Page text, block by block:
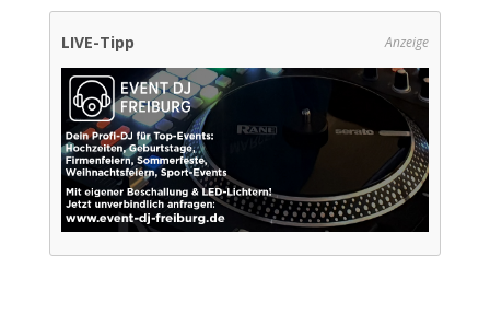
LIVE-Tipp Anzeige